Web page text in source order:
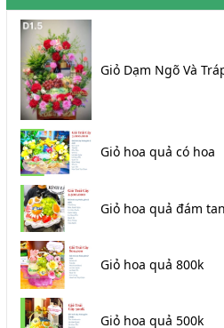
Giỏ Dạm Ngõ Và
Giỏ hoa quả có hoa
Giỏ hoa quả đám
Giỏ hoa quả 800k
Giỏ hoa quả 500k